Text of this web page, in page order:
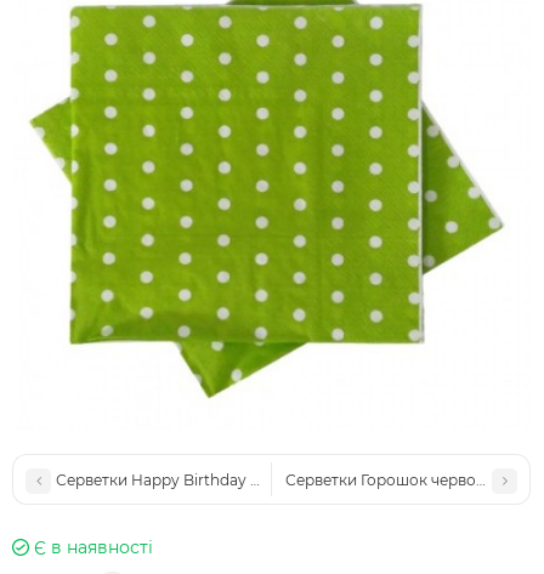
Серветки Happy Birthday червоні (уп 20шт)Серветки Горошок червоний (уп.
Є в наявності